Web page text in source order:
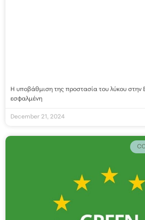
Η υποβάθμιση της προστασία του λύκου στην
εσφαλμένη
December 21, 2024